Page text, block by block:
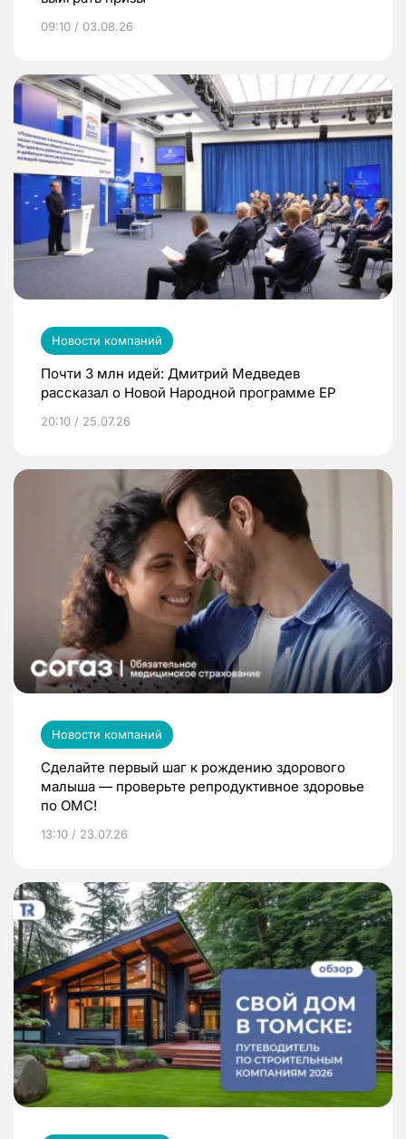
09:10 / 03.08.26
Новости компаний
Почти 3 млн идей: Дмитрий Медведев
рассказал о Новой Народной программе ЕР
20:10 / 25.07.26
Новости компаний
Сделайте первый шаг к рождению здорового
малыша — проверьте репродуктивное здоровье
по ОМС!
13:10 / 23.07.26